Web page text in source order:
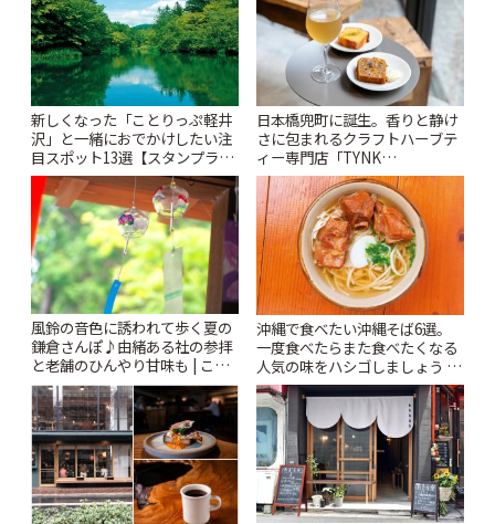
新しくなった「ことりっぷ軽井
沢」と一緒におでかけしたい注
目スポット13選【スタンプラリ
ー開催中】 | ことりっぷ
日本橋兜町に誕生。香りと静け
さに包まれるクラフトハーブテ
ィー専門店「TYNK
Kabutocho」 | ことりっぷ
風鈴の音色に誘われて歩く夏の
鎌倉さんぽ♪由緒ある社の参拝
と老舗のひんやり甘味も | こと
りっぷ
沖縄で食べたい沖縄そば6選。
一度食べたらまた食べたくなる
人気の味をハシゴしましょう |
ことりっぷ